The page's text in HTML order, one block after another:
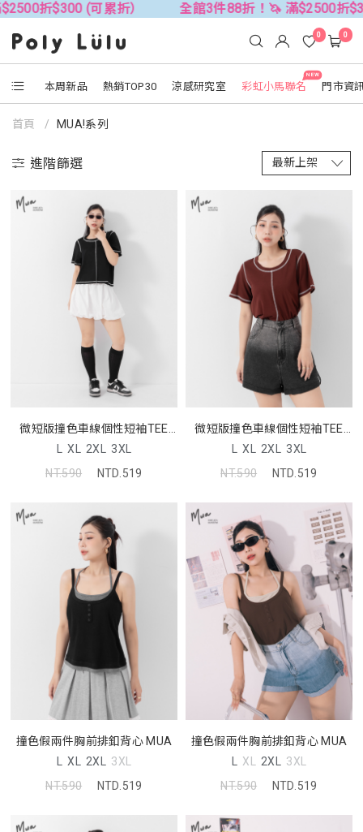
全館3件88折！🦄 滿$2500折$300 (可累折） 全
本周新品 熱銷TOP30 涼感研究室
NEW
彩虹小馬聯名 門市資
0 0
首頁 MUA!系列
進階篩選
微短版撞色車線個性短袖TEE
MUA
L XL 2XL 3XL
NT.590
NTD.519
微短版撞色車線個性短袖TEE
MUA
L XL 2XL 3XL
NT.590
NTD.519
撞色假兩件胸前排釦背心 MUA
L XL 2XL 3XL
NT.590
NTD.519
撞色假兩件胸前排釦背心 MUA
L XL 2XL 3XL
NT.590
NTD.519